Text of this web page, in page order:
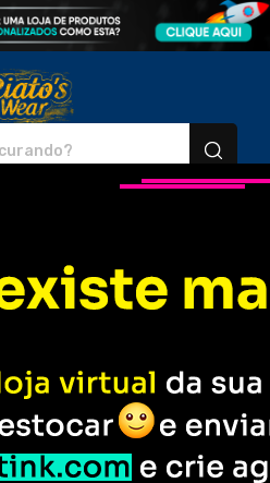
Rastreie seu